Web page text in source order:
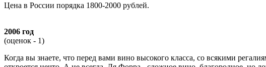
Цена в России порядка 1800-2000 рублей.
2006 год
(оценок - 1)
Когда вы знаете, что перед вами вино высокого класса, со всякими